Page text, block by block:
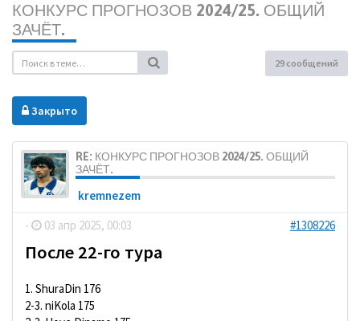
КОНКУРС ПРОГНОЗОВ 2024/25. ОБЩИЙ
ЗАЧЁТ.
29 сообщений
Закрыто
RE: КОНКУРС ПРОГНОЗОВ 2024/25. ОБЩИЙ
ЗАЧЁТ.
kremnezem
-
03 апр 2025, 00:03 #1308226
После 22-го тура
1. ShuraDin 176
2-3. niKola 175